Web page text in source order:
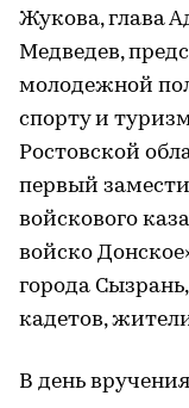
Жукова, глава
Медведев,
молодежной
спорту и
Ростовской
первый
войскового
войско
города
кадетов,
В день